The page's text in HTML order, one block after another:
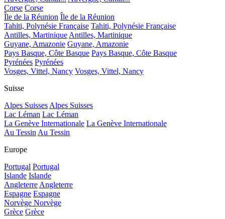
Corse Corse
Île de la Réunion Île de la Réunion
Tahiti, Polynésie Française Tahiti, Polynésie Française
Antilles, Martinique Antilles, Martinique
Guyane, Amazonie Guyane, Amazonie
Pays Basque, Côte Basque Pays Basque, Côte Basque
Pyrénées Pyrénées
Vosges, Vittel, Nancy Vosges, Vittel, Nancy
Suisse
Alpes Suisses Alpes Suisses
Lac Léman Lac Léman
La Genève Internationale La Genève Internationale
Au Tessin Au Tessin
Europe
Portugal Portugal
Islande Islande
Angleterre Angleterre
Espagne Espagne
Norvège Norvège
Grèce Grèce